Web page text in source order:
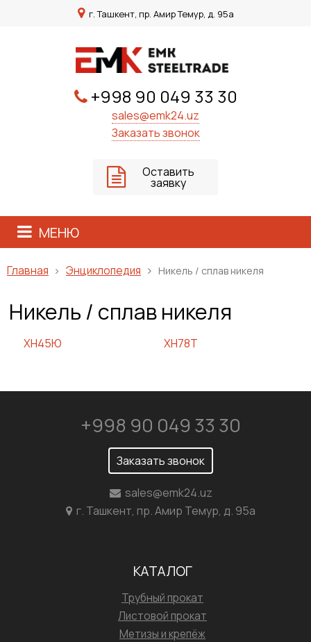
г. Ташкент, пр. Амир Темур, д. 95а
+998 90 049 33 30
sales@emk24.uz
Заказать звонок
Оставить
заявку
МЕНЮ
Главная Энциклопедия Никель / сплав никеля
Никель / сплав никеля
ХН45Ю ХН78Т
+998 90 049 33 30
Заказать звонок
sales@emk24.uz
г. Ташкент, пр. Амир Темур, д. 95а
КАТАЛОГ
Трубный прокат
Листовой прокат
Метизы и крепёж